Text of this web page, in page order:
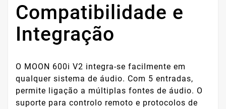
Compatibilidade e
Integração
O MOON 600i V2 integra-se facilmente em
qualquer sistema de áudio. Com 5 entradas,
permite ligação a múltiplas fontes de áudio. O
suporte para controlo remoto e protocolos de